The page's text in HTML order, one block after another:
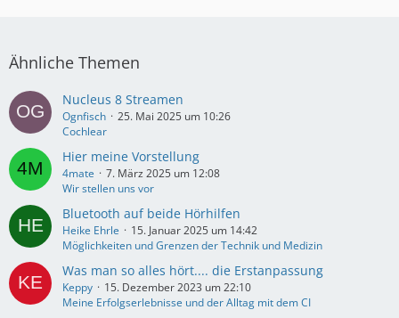
Ähnliche Themen
Nucleus 8 Streamen
Ognfisch
25. Mai 2025 um 10:26
Cochlear
Hier meine Vorstellung
4mate
7. März 2025 um 12:08
Wir stellen uns vor
Bluetooth auf beide Hörhilfen
Heike Ehrle
15. Januar 2025 um 14:42
Möglichkeiten und Grenzen der Technik und Medizin
Was man so alles hört.... die Erstanpassung
Keppy
15. Dezember 2023 um 22:10
Meine Erfolgserlebnisse und der Alltag mit dem CI